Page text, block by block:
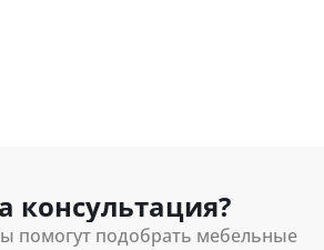
консультация?
помогут подобрать мебельные